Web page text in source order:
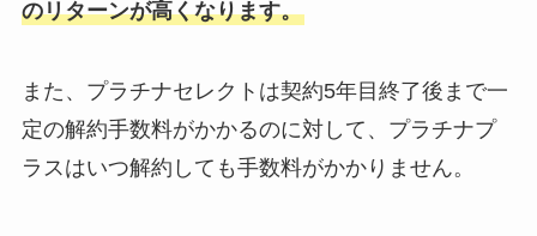
のリターンが高くなります。
また、プラチナセレクトは契約5年目終了後まで一
定の解約手数料がかかるのに対して、プラチナプ
ラスはいつ解約しても手数料がかかりません。